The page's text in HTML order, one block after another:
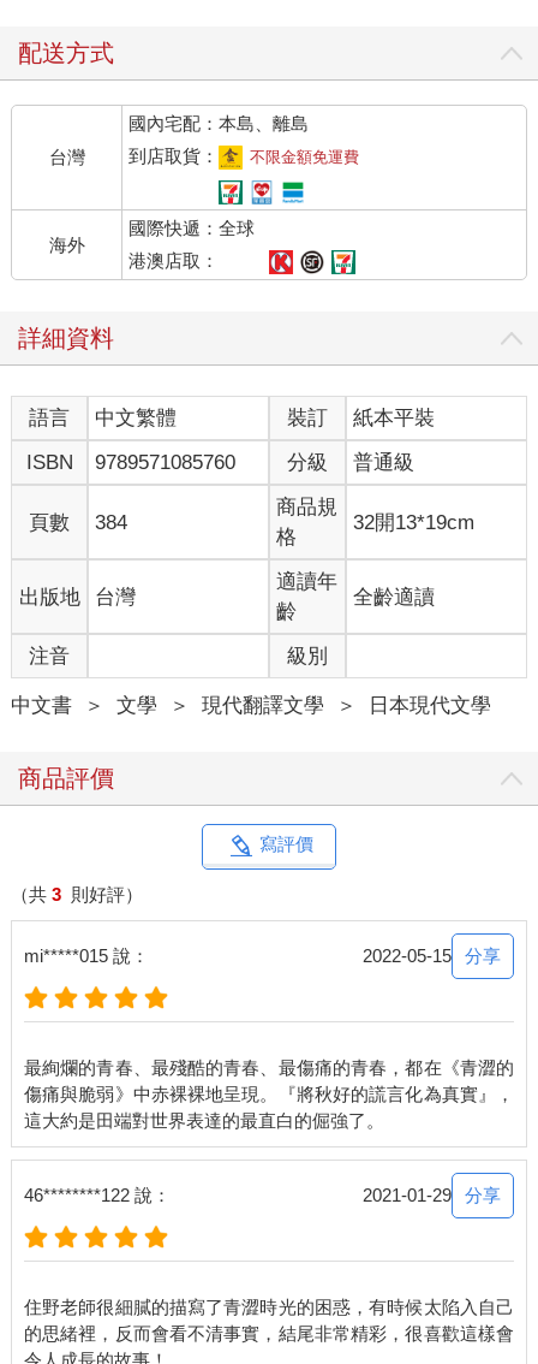
配送方式
台灣
國內宅配：本島、離島
到店取貨：
不限金額免運費
海外
國際快遞：全球
港澳店取：
詳細資料
語言 中文繁體 裝訂
紙本平裝
ISBN
9789571085760 分級 普通級
頁數 384
商品規
格
32開13*19cm
出版地 台灣
適讀年
齡
全齡適讀
注音 級別
中文書 ＞ 文學 ＞ 現代翻譯文學 ＞ 日本現代文學
商品評價
寫評價
（共 3 則好評）
mi*****015 說： 2022-05-15 分享
最絢爛的青春、最殘酷的青春、最傷痛的青春，都在《青澀的
傷痛與脆弱》中赤裸裸地呈現。『將秋好的謊言化為真實』，
46********122 說： 2021-01-29 分享
住野老師很細膩的描寫了青澀時光的困惑，有時候太陷入自己
的思緒裡，反而會看不清事實，結尾非常精彩，很喜歡這樣會